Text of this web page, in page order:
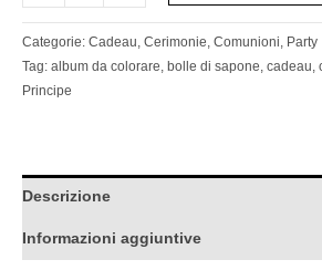
Categorie: Cadeau, Cerimonie, Comunioni, Party
Tag: album da colorare, bolle di sapone, cadeau,
Principe
Descrizione
Informazioni aggiuntive